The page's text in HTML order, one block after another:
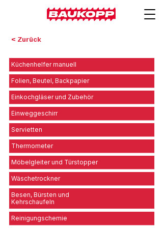
< Zurück
Küchenhelfer manuell
Folien, Beutel, Backpapier
Einkochgläser und Zubehör
Einweggeschirr
Servietten
Thermometer
Möbelgleiter und Türstopper
Wäschetrockner
Besen, Bürsten und
Kehrschaufeln
Reinigungschemie